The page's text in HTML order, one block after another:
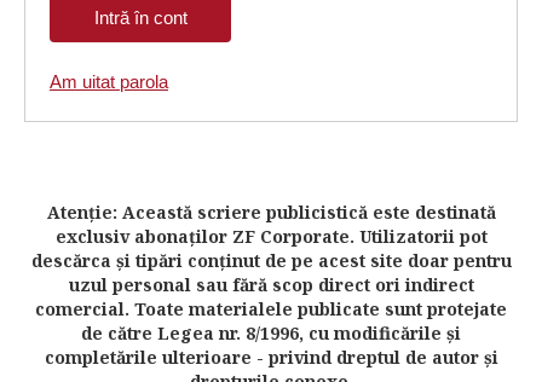
Am uitat parola
Atenţie: Această scriere publicistică este destinată
exclusiv abonaţilor ZF Corporate. Utilizatorii pot
descărca şi tipări conţinut de pe acest site doar pentru
uzul personal sau fără scop direct ori indirect
comercial. Toate materialele publicate sunt protejate
de către Legea nr. 8/1996, cu modificările şi
completările ulterioare - privind dreptul de autor şi